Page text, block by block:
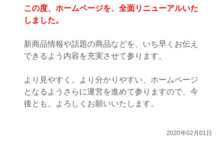
この度、ホームページを、 全面リニューアルいた
しました。
新商品情報や話題の商品などを、いち早くお伝え
できるよう内容を充実させて参ります。
より見やすく、より分かりやすい、ホームページ
となるようさらに運営を進めて参りますので、今
後とも、よろしくお願いいたします。
2020年02月01日